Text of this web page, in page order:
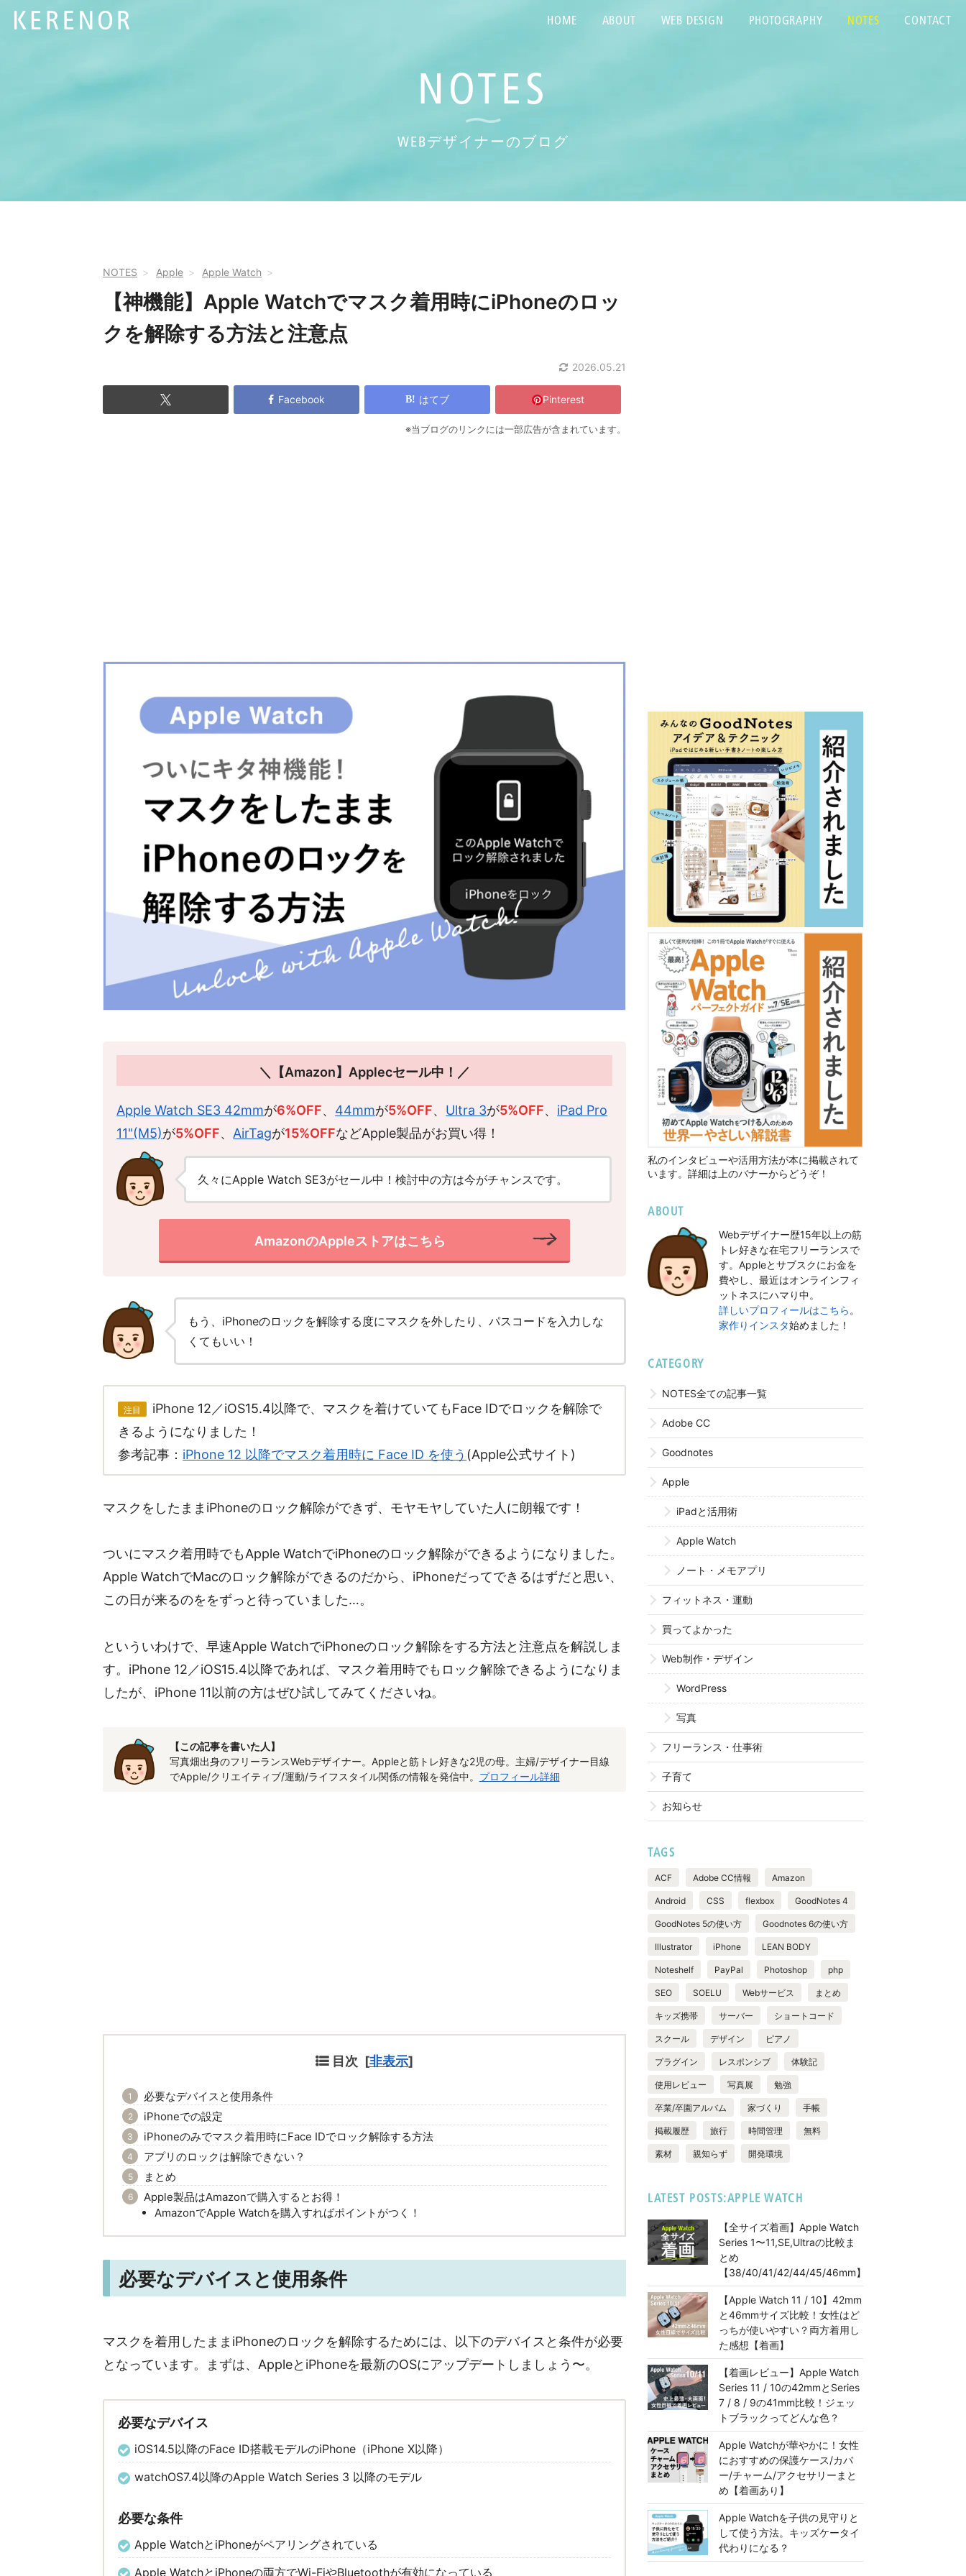
HOME ABOUT WEB DESIGN PHOTOGRAPHY NOTES CONTACT
NOTES
WEBデザイナーのブログ
NOTES Apple Apple Watch
【神機能】Apple Watchでマスク着用時にiPhoneのロッ
クを解除する方法と注意点
2026.05.21
Facebook はてブ Pinterest
※当ブログのリンクには一部広告が含まれています。
＼【Amazon】Applecセール中！／
Apple Watch SE3 42mmが6%OFF、 44mmが5%OFF、 Ultra 3が5%OFF、 iPad Pro
11"(M5)が5%OFF、 AirTagが15%OFFなどApple製品がお買い得！
久々にApple Watch SE3がセール中！検討中の方は今がチャンスです。
AmazonのAppleストアはこちら
もう、iPhoneのロックを解除する度にマスクを外したり、パスコードを入力しな
くてもいい！
注目
iPhone 12／iOS15.4以降で、マスクを着けていてもFace IDでロックを解除で
きるようになりました！
参考記事： iPhone 12 以降でマスク着用時に Face ID を使う (Apple公式サイト)
マスクをしたままiPhoneのロック解除ができず、モヤモヤしていた人に朗報です！
ついにマスク着用時でもApple WatchでiPhoneのロック解除ができるようになりました。
Apple WatchでMacのロック解除ができるのだから、iPhoneだってできるはずだと思い、
この日が来るのををずっと待っていました…。
といういわけで、早速Apple WatchでiPhoneのロック解除をする方法と注意点を解説しま
す。iPhone 12／iOS15.4以降であれば、マスク着用時でもロック解除できるようになりま
したが、iPhone 11以前の方はぜひ試してみてくださいね。
【この記事を書いた人】
写真畑出身のフリーランスWebデザイナー。Appleと筋トレ好きな2児の母。主婦/デザイナー目線
でApple/クリエイティブ/運動/ライフスタイル関係の情報を発信中。 プロフィール詳細
目次 [非表示]
必要なデバイスと使用条件
iPhoneでの設定
iPhoneのみでマスク着用時にFace IDでロック解除する方法
アプリのロックは解除できない？
まとめ
Apple製品はAmazonで購入するとお得！
AmazonでApple Watchを購入すればポイントがつく！
必要なデバイスと使用条件
マスクを着用したままiPhoneのロックを解除するためには、以下のデバイスと条件が必要
となっています。まずは、AppleとiPhoneを最新のOSにアップデートしましょう〜。
必要なデバイス
iOS14.5以降のFace ID搭載モデルのiPhone（iPhone X以降）
watchOS7.4以降のApple Watch Series 3 以降のモデル
必要な条件
Apple WatchとiPhoneがペアリングされている
Apple WatchとiPhoneの両方でWi-FiやBluetoothが有効になっている
私のインタビューや活用方法が本に掲載されて
います。詳細は上のバナーからどうぞ！
ABOUT
Webデザイナー歴15年以上の筋
トレ好きな在宅フリーランスで
す。Appleとサブスクにお金を
費やし、最近はオンラインフィ
ットネスにハマり中。
詳しいプロフィールはこちら 。
家作りインスタ始めました！
CATEGORY
NOTES全ての記事一覧
Adobe CC
Goodnotes
Apple
iPadと活用術
Apple Watch
ノート・メモアプリ
フィットネス・運動
買ってよかった
Web制作・デザイン
WordPress
写真
フリーランス・仕事術
子育て
お知らせ
TAGS
ACF Adobe CC情報 Amazon
Android CSS flexbox GoodNotes 4
GoodNotes 5の使い方 Goodnotes 6の使い方
Illustrator iPhone LEAN BODY
Noteshelf PayPal Photoshop php
SEO SOELU Webサービス まとめ
キッズ携帯 サーバー ショートコード
スクール デザイン ピアノ
プラグイン レスポンシブ 体験記
使用レビュー 写真展 勉強
卒業/卒園アルバム 家づくり 手帳
掲載履歴 旅行 時間管理 無料
素材 親知らず 開発環境
LATEST POSTS:APPLE WATCH
【全サイズ着画】Apple Watch
Series 1〜11,SE,Ultraの比較ま
とめ
【38/40/41/42/44/45/46mm】
【Apple Watch 11 / 10】42mm
と46mmサイズ比較！女性はど
っちが使いやすい？両方着用し
た感想【着画】
【着画レビュー】Apple Watch
Series 11 / 10の42mmとSeries
7 / 8 / 9の41mm比較！ジェッ
トブラックってどんな色？
Apple Watchが華やかに！女性
におすすめの保護ケース/カバ
ー/チャーム/アクセサリーまと
め【着画あり】
Apple Watchを子供の見守りと
して使う方法。キッズケータイ
代わりになる？